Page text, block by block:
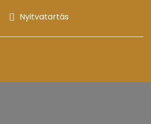
Nyitvatartás